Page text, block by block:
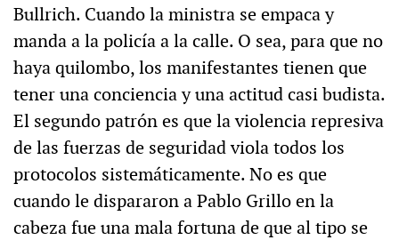
Bullrich. Cuando la ministra se empaca y
manda a la policía a la calle. O sea, para que no
haya quilombo, los manifestantes tienen que
tener una conciencia y una actitud casi budista.
El segundo patrón es que la violencia represiva
de las fuerzas de seguridad viola todos los
protocolos sistemáticamente. No es que
cuando le dispararon a Pablo Grillo en la
cabeza fue una mala fortuna de que al tipo se